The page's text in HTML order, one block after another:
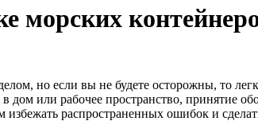
морских
но если вы не будете осторожны, то
дом или рабочее пространство, принятие
распространенных ошибок и